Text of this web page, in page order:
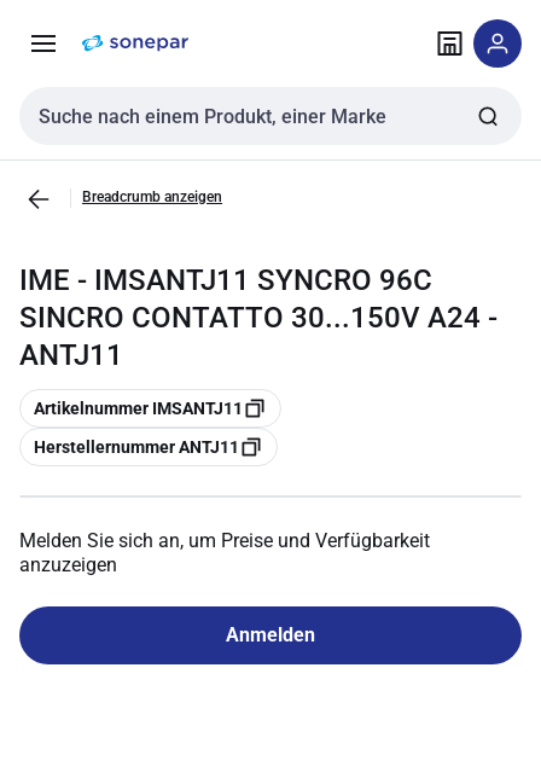
NavigationInhalt
Sucheingabe
Breadcrumb anzeigen
IME - IMSANTJ11 SYNCRO 96C
SINCRO CONTATTO 30...150V A24 -
ANTJ11
Kopieren
Artikelnummer IMSANTJ11
Kopieren
Herstellernummer ANTJ11
Melden Sie sich an, um Preise und Verfügbarkeit
anzuzeigen
Anmelden